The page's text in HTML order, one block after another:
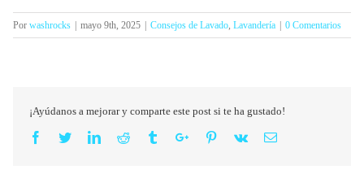
Por washrocks mayo 9th, 2025 Consejos de Lavado, Lavandería 0 Comentarios
¡Ayúdanos a mejorar y comparte este post si te ha gustado!
Facebook
TwitterLinkedinReddit TumblrGoogle+Pinterest
Vk Email